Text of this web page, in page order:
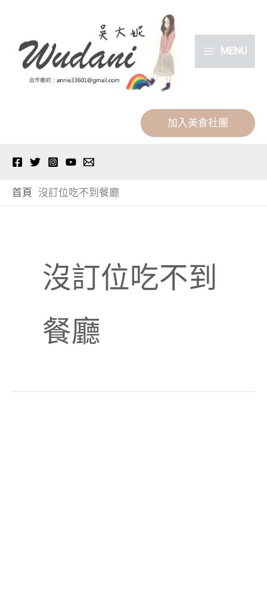
MENU
加入美食社團
首頁 沒訂位吃不到餐廳
沒訂位吃不到
餐廳